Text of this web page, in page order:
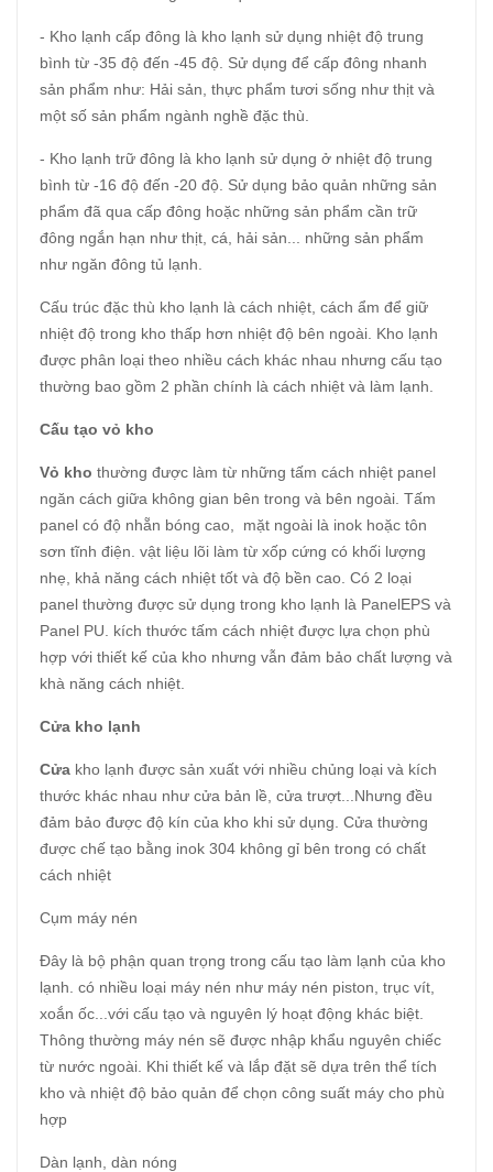
- Kho lạnh cấp đông là kho lạnh sử dụng nhiệt độ trung
bình từ -35 độ đến -45 độ. Sử dụng để cấp đông nhanh
sản phẩm như: Hải sản, thực phẩm tươi sống như thịt và
một số sản phẩm ngành nghề đặc thù.
- Kho lạnh trữ đông là kho lạnh sử dụng ở nhiệt độ trung
bình từ -16 độ đến -20 độ. Sử dụng bảo quản những sản
phẩm đã qua cấp đông hoặc những sản phẩm cần trữ
đông ngắn hạn như thịt, cá, hải sản... những sản phẩm
như ngăn đông tủ lạnh.
Cấu trúc đặc thù kho lạnh là cách nhiệt, cách ẩm để giữ
nhiệt độ trong kho thấp hơn nhiệt độ bên ngoài. Kho lạnh
được phân loại theo nhiều cách khác nhau nhưng cấu tạo
thường bao gồm 2 phần chính là cách nhiệt và làm lạnh.
Cấu tạo vỏ kho
Vỏ kho thường được làm từ những tấm cách nhiệt panel
ngăn cách giữa không gian bên trong và bên ngoài. Tấm
panel có độ nhẵn bóng cao, mặt ngoài là inok hoặc tôn
sơn tĩnh điện. vật liệu lõi làm từ xốp cứng có khối lượng
nhẹ, khả năng cách nhiệt tốt và độ bền cao. Có 2 loại
panel thường được sử dụng trong kho lạnh là PanelEPS và
Panel PU. kích thước tấm cách nhiệt được lựa chọn phù
hợp với thiết kế của kho nhưng vẫn đảm bảo chất lượng và
khà năng cách nhiệt.
Cửa kho lạnh
Cửa kho lạnh được sản xuất với nhiều chủng loại và kích
thước khác nhau như cửa bản lề, cửa trượt...Nhưng đều
đảm bảo được độ kín của kho khi sử dụng. Cửa thường
được chế tạo bằng inok 304 không gỉ bên trong có chất
cách nhiệt
Cụm máy nén
Đây là bộ phận quan trọng trong cấu tạo làm lạnh của kho
lạnh. có nhiều loại máy nén như máy nén piston, trục vít,
xoắn ốc...với cấu tạo và nguyên lý hoạt động khác biệt.
Thông thường máy nén sẽ được nhập khẩu nguyên chiếc
từ nước ngoài. Khi thiết kế và lắp đặt sẽ dựa trên thể tích
kho và nhiệt độ bảo quản để chọn công suất máy cho phù
hợp
Dàn lạnh, dàn nóng